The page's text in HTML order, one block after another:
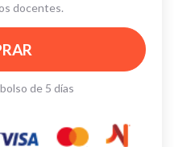
docentes.
de 5 días